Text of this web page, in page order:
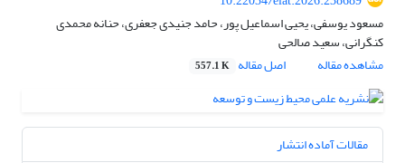
مسعود یوسفی، یحیی اسماعیل پور، حامد جنیدی جعفری، حنانه محمدی
کنگرانی، سعید صالحی
مشاهده مقاله
اصل مقاله 557.1 K
مقالات آماده انتشار